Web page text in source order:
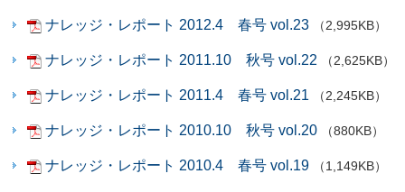
ナレッジ・レポート 2012.4 春号 vol.23 （2,995KB）
ナレッジ・レポート 2011.10 秋号 vol.22 （2,625KB）
ナレッジ・レポート 2011.4 春号 vol.21 （2,245KB）
ナレッジ・レポート 2010.10 秋号 vol.20 （880KB）
ナレッジ・レポート 2010.4 春号 vol.19 （1,149KB）